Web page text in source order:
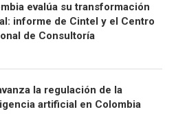
evalúa su transformación
informe de Cintel y el Centro
de Consultoría
la regulación de la
artificial en Colombia